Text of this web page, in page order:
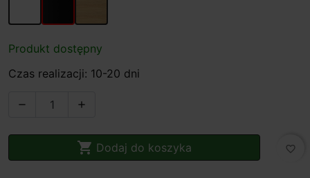
Produkt dostępny
Czas realizacji: 10-20 dni
 
 Dodaj do koszyka favorite_border